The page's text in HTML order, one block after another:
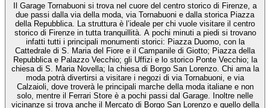
Il Garage Tornabuoni si trova nel cuore del centro storico di Firenze, a
due passi dalla via della moda, via Tornabuoni e dalla storica Piazza
della Repubblica. La struttura è l’ideale per chi vuole visitare il centro
storico di Firenze in tutta tranquillità. A pochi minuti a piedi si trovano
infatti tutti i principali monumenti storici: Piazza Duomo, con la
Cattedrale di S. Maria del Fiore e il Campanile di Giotto; Piazza della
Repubblica e Palazzo Vecchio; gli Uffizi e lo storico Ponte Vecchio; la
chiesa di S. Maria Novella; la chiesa di Borgo San Lorenzo. Chi ama la
moda potrà divertirsi a visitare i negozi di via Tornabuoni, e via
Calzaioli, dove troverà le principali marche della moda italiane e non
solo, mentre il Ferrari Store è a pochi passi dal Garage. Inoltre nelle
vicinanze si trova anche il Mercato di Borgo San Lorenzo e quello della